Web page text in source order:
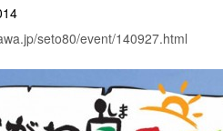
seto80/event/140927.html